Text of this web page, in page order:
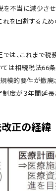
を不当に減少さ
れを回避するた
では、これまで
は相続税法66
模的要件が撤廃
度が３年間延長
正の経緯